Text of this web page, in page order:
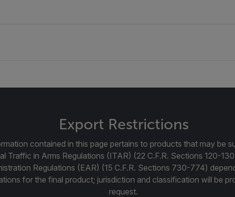
Export Restrictions
contained in this page pertains to products that may be
Traffic in Arms Regulations (ITAR) (22 C.F.R. Sections 120-
Regulations (EAR) (15 C.F.R. Sections 730-774)
for the final product; jurisdiction and classification will be
request.